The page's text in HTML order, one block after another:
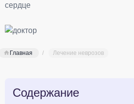
Главная Лечение неврозов
Содержание